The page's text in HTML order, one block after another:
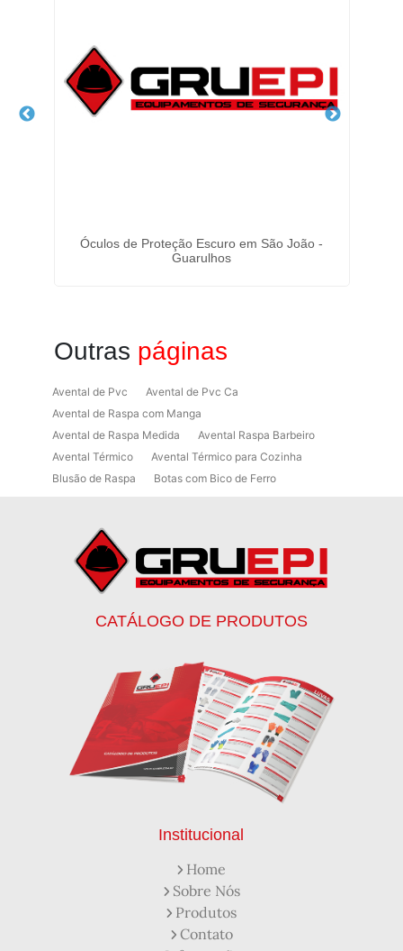
Óculos de Proteção Escuro em São João -
Guarulhos
Outras páginas
Avental de Pvc
Avental de Pvc Ca
Avental de Raspa com Manga
Avental de Raspa Medida
Avental Raspa Barbeiro
Avental Térmico
Avental Térmico para Cozinha
Blusão de Raspa
Botas com Bico de Ferro
Botinas
Botinas Bico de Ferro
Botinas de Segurança
Botinas de Trabalho
Botinas EPI
Botinas Masculinas para Trabalho
Calçados de Segurança
Calçados de Segurança Epi
Capacete de Segurança Ca
Capacete de Segurança Classe b
Capacetes de Proteção
Capacetes de Proteção EPI
Capacetes de Segurança
Capacetes EPI
Capa de Chuva Pvc Amarela C/ Forro e Capuz
Capa de Chuva Pvc Preta C/ Forro e Capuz
Como Protetor Solar Funciona
Creme Protetor da Pele
Creme Protetor para Pele
Desengraxante Industrial
Desengraxante Industrial Biodegradável
CATÁLOGO DE PRODUTOS
Institucional
Home
Sobre Nós
Produtos
Contato